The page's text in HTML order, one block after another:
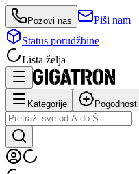
Pozovi nas
Piši nam
Status porudžbine
Lista želja
Kategorije Pogodnosti